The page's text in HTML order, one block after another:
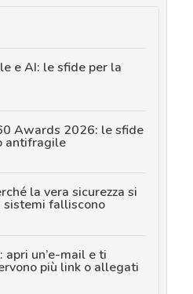
e AI: le sfide per la
Awards 2026: le sfide
antifragile
la vera sicurezza si
sistemi falliscono
un’e-mail e ti
più link o allegati